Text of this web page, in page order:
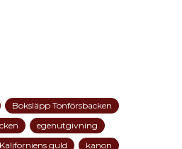
Boksläpp Tonförsbacken
egenutgivning
Kaliforniens guld
kanon